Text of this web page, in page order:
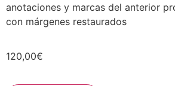
anotaciones y marcas del anterior
con márgenes restaurados
120,00€